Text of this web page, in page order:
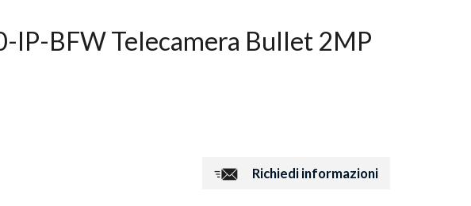
IP-BFW Telecamera Bullet 2MP
Richiedi informazioni